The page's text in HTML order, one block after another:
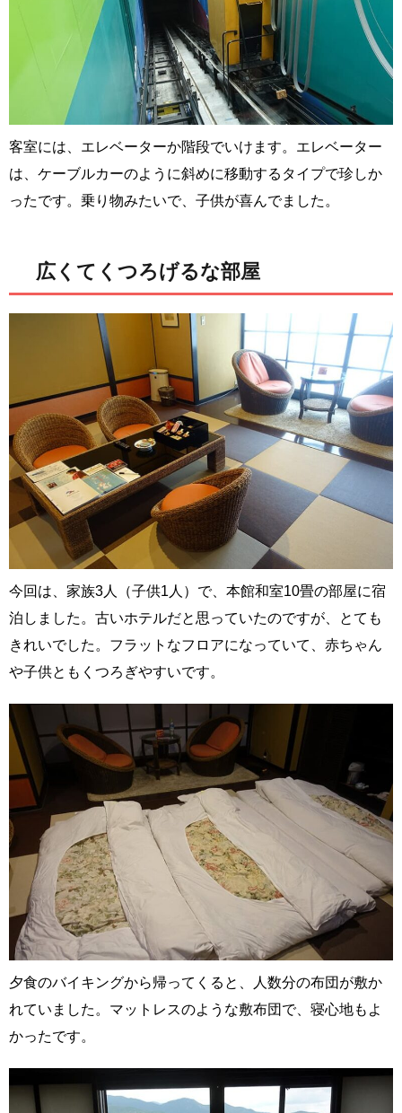
客室には、エレベーターか階段でいけます。エレベーター
は、ケーブルカーのように斜めに移動するタイプで珍しか
ったです。乗り物みたいで、子供が喜んでました。
広くてくつろげるな部屋
今回は、家族3人（子供1人）で、本館和室10畳の部屋に宿
泊しました。古いホテルだと思っていたのですが、とても
きれいでした。フラットなフロアになっていて、赤ちゃん
や子供ともくつろぎやすいです。
夕食のバイキングから帰ってくると、人数分の布団が敷か
れていました。マットレスのような敷布団で、寝心地もよ
かったです。